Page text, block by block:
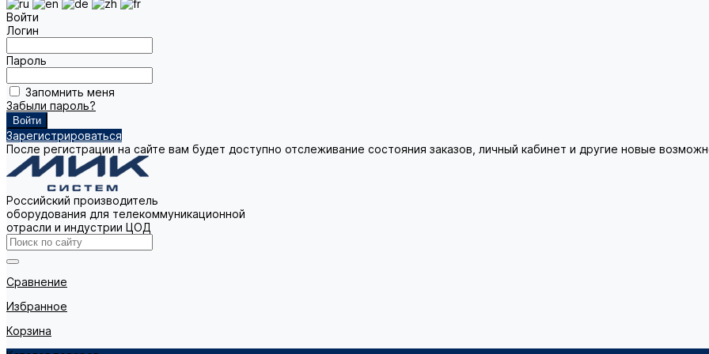
Войти
Логин
Пароль
Запомнить меня
Забыли пароль?
Зарегистрироваться
После регистрации на сайте вам будет доступно отслеживание состояния заказов, личный кабинет и другие новые
Российский производитель
оборудования для телекоммуникационной
отрасли и индустрии ЦОД
Сравнение
Избранное
Корзина